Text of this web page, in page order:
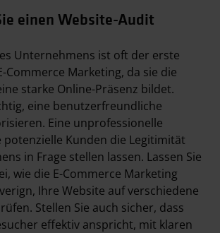
einen Website-Audit
Unternehmens ist oft der erste
Commerce Marketing, da sie die
starke Online-Präsenz bildet.
eine benutzerfreundliche
Eine unprofessionelle
potenzielle Kunden die Legitimität
in Frage stellen lassen. Lassen Sie
wie die E-Commerce Marketing
Ihre Website auf verschiedene
Stellen Sie auch sicher, dass
effektiv anspricht, mit klaren